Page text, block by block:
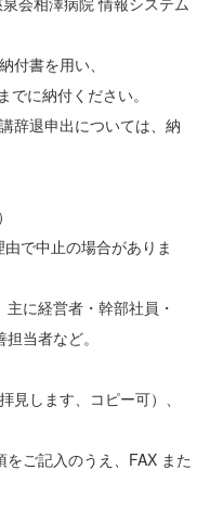
付書を用い、
納付ください。
申出については、納
止の場合がありま
に経営者・幹部社員・
者など。
す、コピー可）、
ご記入のうえ、FAX また